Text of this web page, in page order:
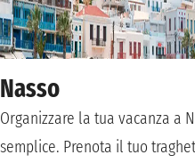
Nasso
Organizzare la tua vacanza a
semplice. Prenota il tuo